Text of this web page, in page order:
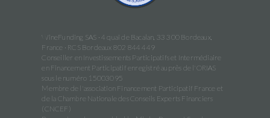
WineFunding SAS · 4 quai de Bacalan, 33 300 Bordeaux,
France · RCS Bordeaux 802 844 449
Conseiller en Investissements Participatifs et Intermédiaire
en Financement Participatif enregistré auprès de l'ORIAS
sous le numéro 15003095
Membre de l'association Financement Participatif France et
de la Chambre Nationale des Conseils Experts Financiers
(CNCEF)